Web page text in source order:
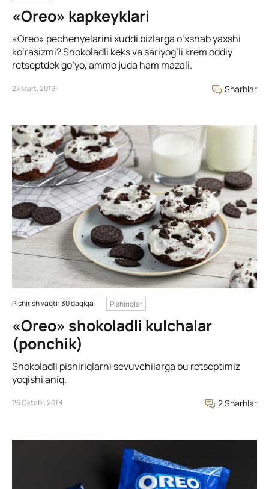
«Oreo» kapkeyklari
«Оreo» pechenyelarini xuddi bizlarga o’xshab yaxshi
ko’rasizmi? Shokoladli keks va sariyog’li krem oddiy
retseptdek go’yo, ammo juda ham mazali.
27 Mart, 2019 Sharhlar
Pishirish vaqti: 30 daqiqa Pishiriqlar
«Oreo» shokoladli kulchalar
(ponchik)
Shokoladli pishiriqlarni sevuvchilarga bu retseptimiz
yoqishi aniq.
25 Oktabr, 2018 2 Sharhlar